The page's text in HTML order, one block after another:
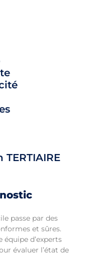
passe par des
et sûres.
d’experts
évaluer l’état de